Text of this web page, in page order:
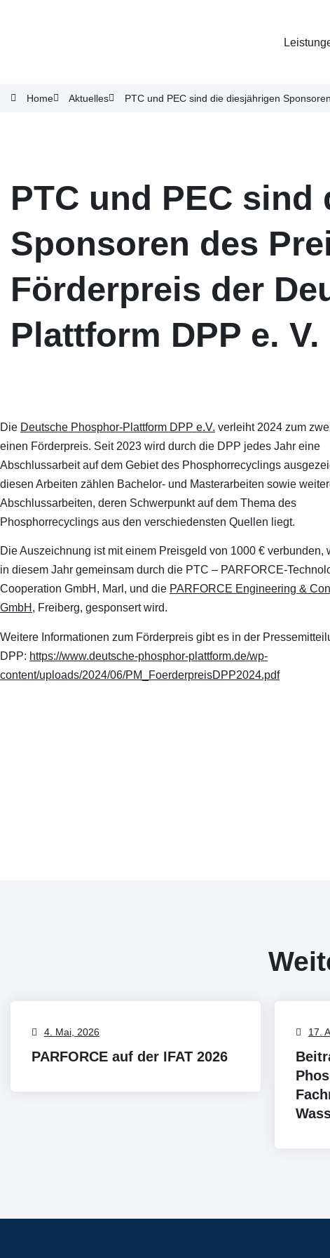
Home Aktuelles PTC und PEC sind die diesjährigen
PTC und PEC
Sponsoren des
Förderpreis der
Plattform DPP e. V.
Die Deutsche Phosphor-Plattform DPP e.V. verleiht 2024 zum
einen Förderpreis. Seit 2023 wird durch die DPP jedes Jahr eine
Abschlussarbeit auf dem Gebiet des Phosphorrecyclings
diesen Arbeiten zählen Bachelor- und Masterarbeiten sowie
Abschlussarbeiten, deren Schwerpunkt auf dem Thema des
Phosphorrecyclings aus den verschiedensten Quellen liegt.
Die Auszeichnung ist mit einem Preisgeld von 1000 € verbunden,
in diesem Jahr gemeinsam durch die PTC – PARFORCE-
Cooperation GmbH, Marl, und die PARFORCE Engineering &
GmbH , Freiberg, gesponsert wird.
Weitere Informationen zum Förderpreis gibt es in der
DPP: https://www.deutsche-phosphor-plattform.de/wp-
content/uploads/2024/06/PM_FoerderpreisDPP2024.pdf
4. Mai, 2026
PARFORCE auf der IFAT 2026
17.